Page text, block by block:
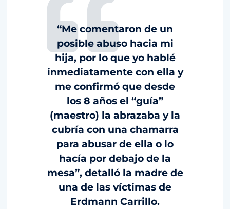
“Me comentaron de un
posible abuso hacia mi
hija, por lo que yo hablé
inmediatamente con ella y
me confirmó que desde
los 8 años el “guía”
(maestro) la abrazaba y la
cubría con una chamarra
para abusar de ella o lo
hacía por debajo de la
mesa”, detalló la madre de
una de las víctimas de
Erdmann Carrillo.